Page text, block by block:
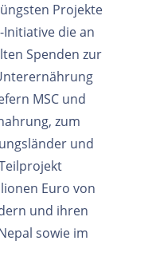
Projekte
Initiative die an
Spenden zur
MSC und
zum
und
Euro von
und ihren
sowie im